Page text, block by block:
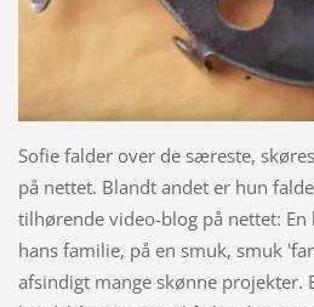
Sofie falder over de særeste,
på nettet. Blandt andet er hun
tilhørende video-blog på nettet:
hans familie, på en smuk, smuk
afsindigt mange skønne projekter.